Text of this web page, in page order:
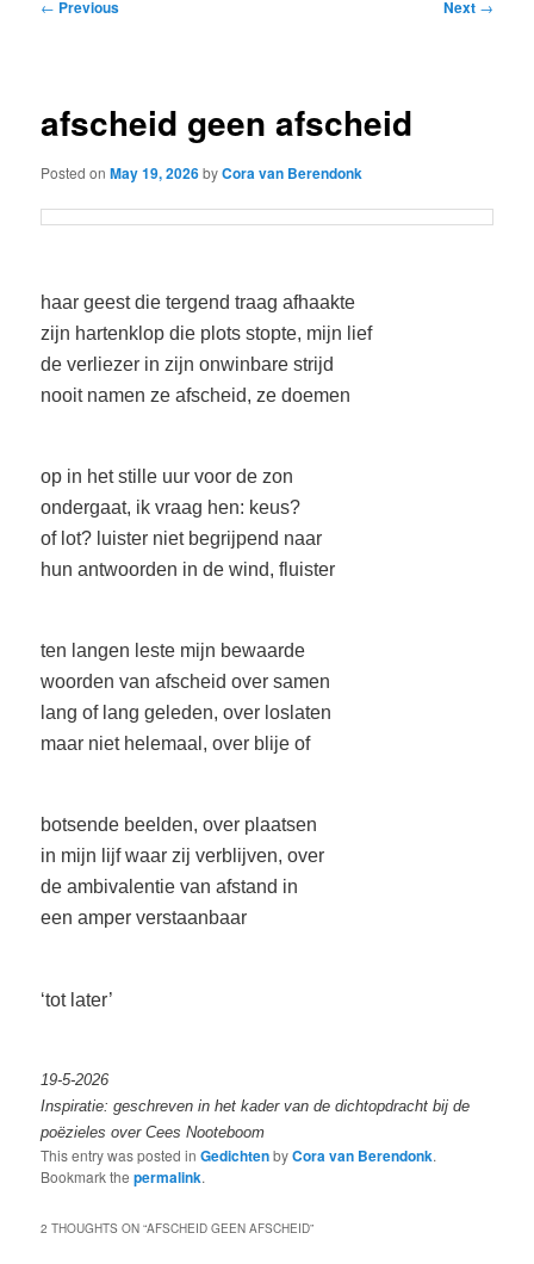
← Previous Next →
afscheid geen afscheid
Posted onMay 19, 2026byCora van Berendonk
haar geest die tergend traag afhaakte
zijn hartenklop die plots stopte, mijn lief
de verliezer in zijn onwinbare strijd
nooit namen ze afscheid, ze doemen
op in het stille uur voor de zon
ondergaat, ik vraag hen: keus?
of lot? luister niet begrijpend naar
hun antwoorden in de wind, fluister
ten langen leste mijn bewaarde
woorden van afscheid over samen
lang of lang geleden, over loslaten
maar niet helemaal, over blije of
botsende beelden, over plaatsen
in mijn lijf waar zij verblijven, over
de ambivalentie van afstand in
een amper verstaanbaar
‘tot later’
19-5-2026
Inspiratie: geschreven in het kader van de dichtopdracht bij de
poëzieles over Cees Nooteboom
This entry was posted inGedichtenbyCora van Berendonk.
Bookmark thepermalink.
2 THOUGHTS ON “AFSCHEID GEEN AFSCHEID”